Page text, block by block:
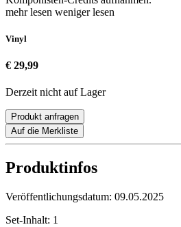
mehr lesen weniger lesen
Vinyl
€ 29,99
Derzeit nicht auf Lager
Produkt anfragen
Auf die Merkliste
Produktinfos
Veröffentlichungsdatum: 09.05.2025
Set-Inhalt: 1